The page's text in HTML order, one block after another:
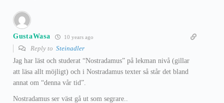
GustaWasa 10 years ago
Reply to Steinadler
Jag har läst och studerat “Nostradamus” på lekman nivå (gillar
att läsa allt möjligt) och i Nostradamus texter så står det bland
annat om “denna vår tid”.
Nostradamus ser väst gå ut som segrare..